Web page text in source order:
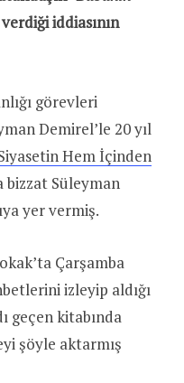
verdiği iddiasının
görevleri
Demirel’le 20 yıl
Hem İçinden
bizzat Süleyman
yer vermiş.
Çarşamba
izleyip aldığı
geçen kitabında
şöyle aktarmış